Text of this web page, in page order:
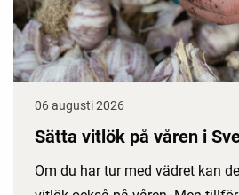
06 augusti 2026
Sätta vitlök på våren i
Om du har tur med vädret kan